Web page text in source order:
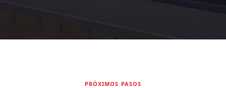
PRÓXIMOS PASOS